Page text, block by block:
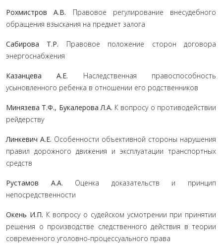
Рохмистров А.В. Правовое регулирование внесудебного
обращения взыскания на предмет залога
Сабирова Т.Р. Правовое положение сторон договора
энергоснабжения
Казанцева А.Е. Наследственная правоспособность
усыновленного ребенка в отношении его родственников
Минязева Т.Ф., Букалерова Л.А. К вопросу о противодействии
рейдерству
Линкевич А.Е. Особенности объективной стороны нарушения
правил дорожного движения и эксплуатации транспортных
средств
Рустамов А.А. Оценка доказательств и принцип
непосредственности
Окень И.П. К вопросу о судейском усмотрении при принятии
решения о производстве следственного действия в теории
современного уголовно-процессуального права